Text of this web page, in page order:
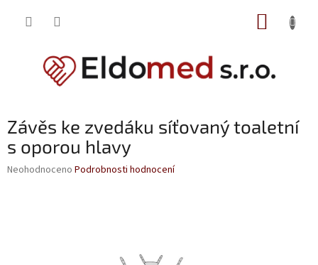
Závěs ke zvedáku síťovaný toaletní
s oporou hlavy
Průměrné
Neohodnoceno Podrobnosti hodnocení